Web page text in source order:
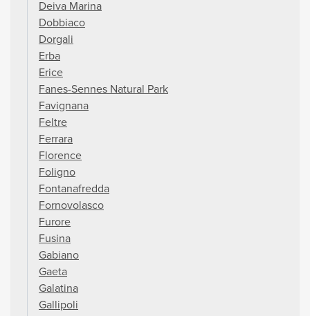
Deiva Marina
Dobbiaco
Dorgali
Erba
Erice
Fanes-Sennes Natural Park
Favignana
Feltre
Ferrara
Florence
Foligno
Fontanafredda
Fornovolasco
Furore
Fusina
Gabiano
Gaeta
Galatina
Gallipoli